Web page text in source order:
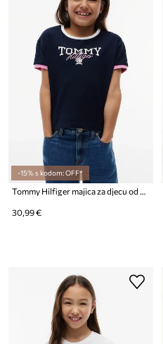
-15% s kodom: OFF*
Tommy Hilfiger majica za djecu od pamuka
30,99 €